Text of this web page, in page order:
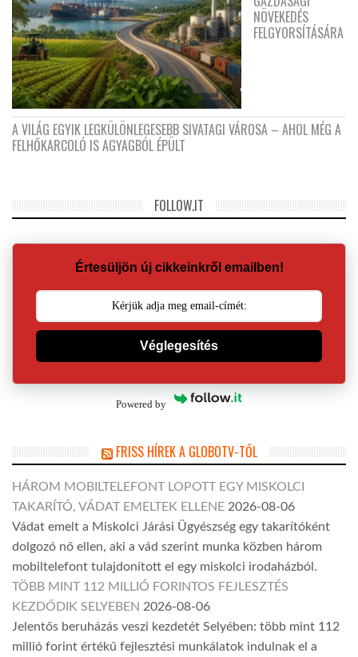
NÖVEKEDÉS
FELGYORSÍTÁSÁRA
A VILÁG EGYIK LEGKÜLÖNLEGESEBB SIVATAGI VÁROSA – AHOL MÉG A
FELHŐKARCOLÓ IS AGYAGBÓL ÉPÜLT
FOLLOW.IT
Értesüljön új cikkeinkről emailben!
Véglegesítés
Powered by
FRISS HÍREK A GLOBOTV-TŐL
HÁROM MOBILTELEFONT LOPOTT EGY MISKOLCI
TAKARÍTÓ, VÁDAT EMELTEK ELLENE 2026-08-06
Vádat emelt a Miskolci Járási Ügyészség egy takarítóként
dolgozó nő ellen, aki a vád szerint munka közben három
mobiltelefont tulajdonított el egy miskolci irodaházból.
TÖBB MINT 112 MILLIÓ FORINTOS FEJLESZTÉS
KEZDŐDIK SELYEBEN 2026-08-06
Jelentős beruházás veszi kezdetét Selyében: több mint 112
millió forint értékű fejlesztési munkálatok indulnak el a